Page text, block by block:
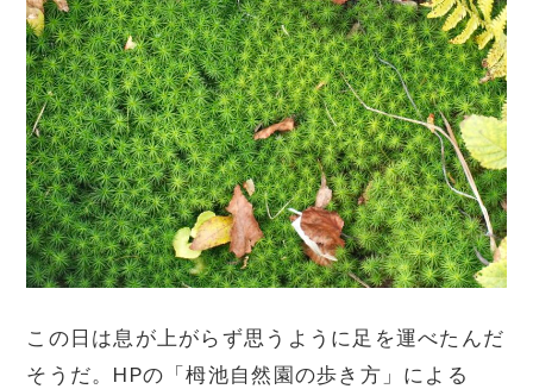
この日は息が上がらず思うように足を運べたんだ
そうだ。HPの「栂池自然園の歩き方」による